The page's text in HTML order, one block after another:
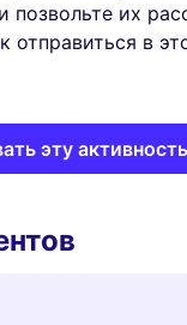
позвольте их
отправиться в
эту активность